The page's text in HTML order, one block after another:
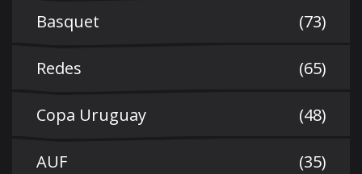
Basquet (73)
Redes (65)
Copa Uruguay (48)
AUF (35)